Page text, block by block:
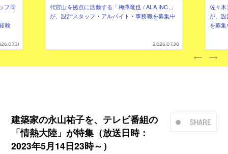
フ同
験
代官山を拠点に活動する「梅澤竜也 / ALA INC.」
が、設計スタッフ・アルバイト・事務職を募集中
2026.07.30
佐々
が、
を募
SHARE
建築家の永山祐子を、テレビ番組の
「情熱大陸」が特集（放送日時：
2023年5月14日23時～）